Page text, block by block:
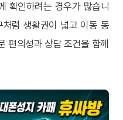
확인하려는 경우가 많습니
럼 생활권이 넓고 이동 동
편의성과 상담 조건을 함께